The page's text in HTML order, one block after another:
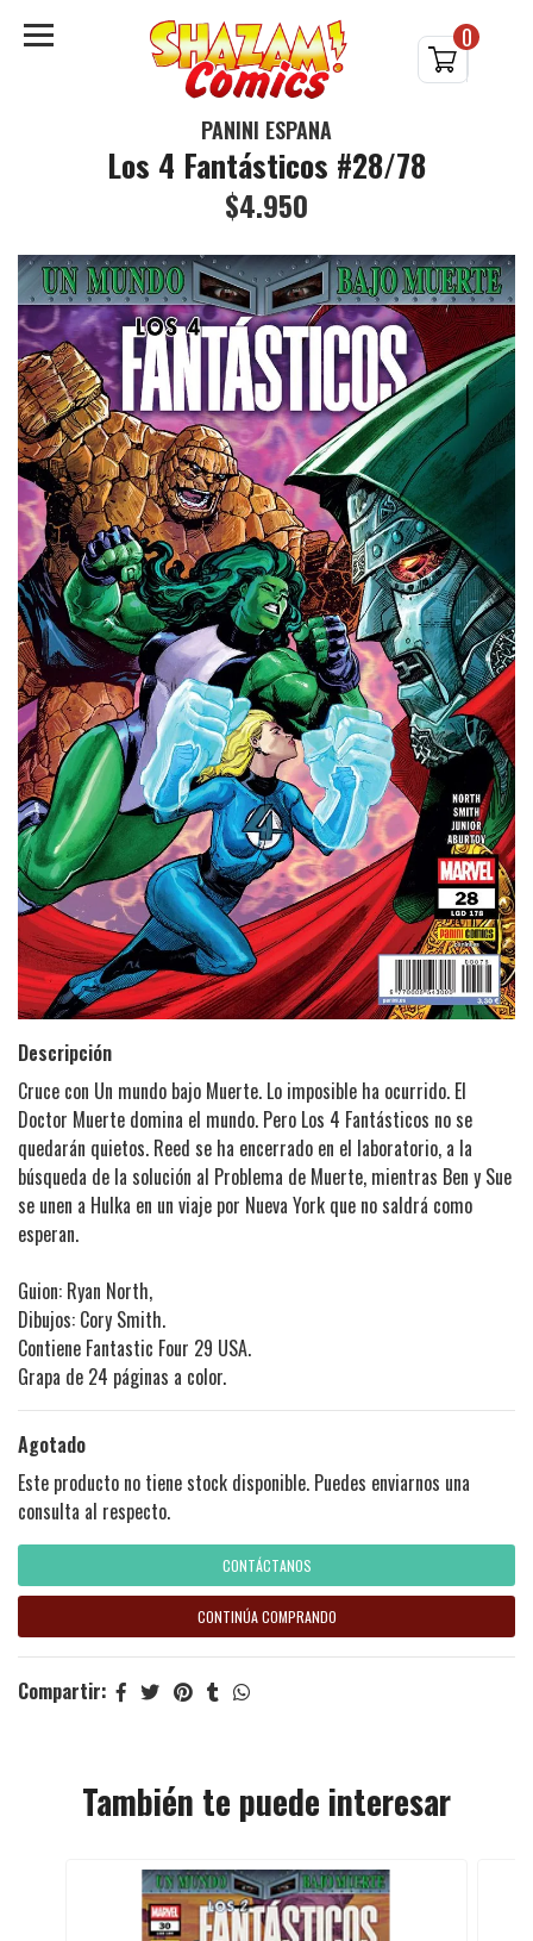
0
PANINI ESPAÑA
Los 4 Fantásticos #28/78
$4.950
Descripción
Cruce con Un mundo bajo Muerte. Lo imposible ha ocurrido. El
Doctor Muerte domina el mundo. Pero Los 4 Fantásticos no se
quedarán quietos. Reed se ha encerrado en el laboratorio, a la
búsqueda de la solución al Problema de Muerte, mientras Ben y Sue
se unen a Hulka en un viaje por Nueva York que no saldrá como
esperan.
Guion: Ryan North,
Dibujos: Cory Smith.
Contiene Fantastic Four 29 USA.
Grapa de 24 páginas a color.
Agotado
Este producto no tiene stock disponible. Puedes enviarnos una
consulta al respecto.
CONTÁCTANOS
CONTINÚA COMPRANDO
Compartir:
También te puede interesar